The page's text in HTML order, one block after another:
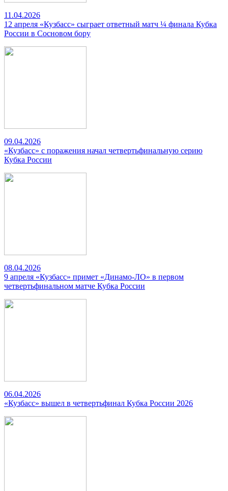
11.04.2026
12 апреля «Кузбасс» сыграет ответный матч ¼ финала Кубка
России в Сосновом бору
09.04.2026
«Кузбасс» с поражения начал четвертьфинальную серию
Кубка России
08.04.2026
9 апреля «Кузбасс» примет «Динамо-ЛО» в первом
четвертьфинальном матче Кубка России
06.04.2026
«Кузбасс» вышел в четвертьфинал Кубка России 2026